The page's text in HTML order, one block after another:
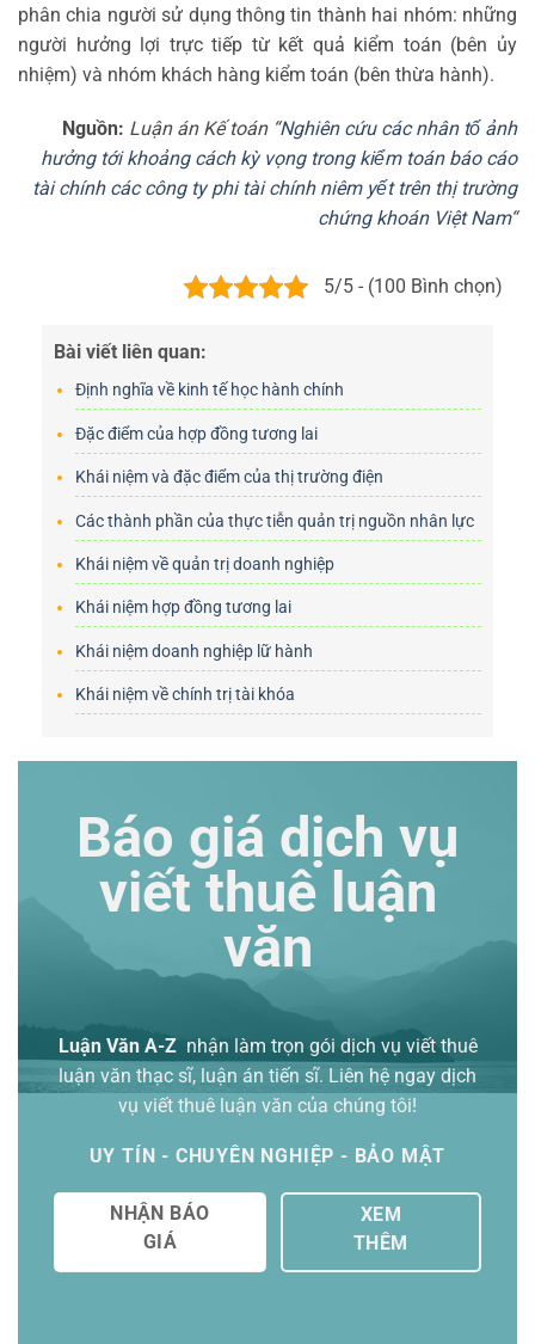
phân chia người sử dụng thông tin thành hai nhóm: những
người hưởng lợi trực tiếp từ kết quả kiểm toán (bên ủy
nhiệm) và nhóm khách hàng kiểm toán (bên thừa hành).
Nguồn: Luận án Kế toán “Nghiên cứu các nhân tố ảnh
hưởng tới khoảng cách kỳ vọng trong kiểm toán báo cáo
tài chính các công ty phi tài chính niêm yết trên thị trường
chứng khoán Việt Nam“
5/5 - (100 Bình chọn)
Bài viết liên quan:
Định nghĩa về kinh tế học hành chính
Đặc điểm của hợp đồng tương lai
Khái niệm và đặc điểm của thị trường điện
Các thành phần của thực tiễn quản trị nguồn nhân lực
Khái niệm về quản trị doanh nghiệp
Khái niệm hợp đồng tương lai
Khái niệm doanh nghiệp lữ hành
Khái niệm về chính trị tài khóa
Báo giá dịch vụ
viết thuê luận
văn
Luận Văn A-Z nhận làm trọn gói dịch vụ viết thuê
luận văn thạc sĩ, luận án tiến sĩ. Liên hệ ngay dịch
vụ viết thuê luận văn của chúng tôi!
UY TÍN - CHUYÊN NGHIỆP - BẢO MẬT
NHẬN BÁO
GIÁ
XEM
THÊM